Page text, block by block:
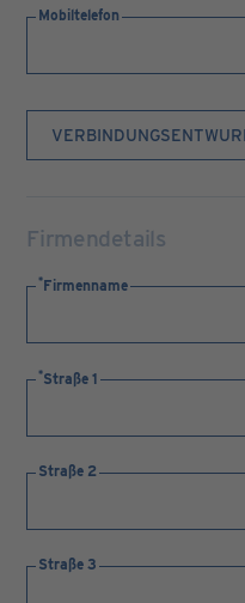
Mobiltelefon
Firmendetails
Firmenname
Straße 1
Straße 2
Straße 3